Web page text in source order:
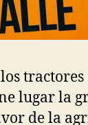
lugar la
de la